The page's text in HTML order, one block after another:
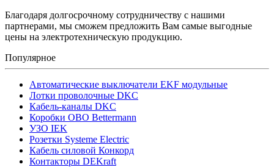
Благодаря долгосрочному сотрудничеству с нашими
партнерами, мы сможем предложить Вам самые выгодные
цены на электротехническую продукцию.
Популярное
Автоматические выключатели EKF модульные
Лотки проволочные DKC
Кабель-каналы DKC
Коробки OBO Bettermann
УЗО IEK
Розетки Systeme Electric
Кабель силовой Конкорд
Контакторы DEKraft